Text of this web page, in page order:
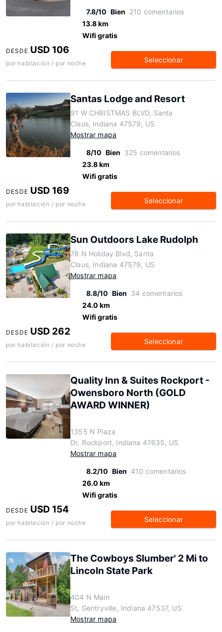
7.8/10 Bien 210 comentarios
13.8 km
Wifi gratis
DESDE USD 106
por habitación / por noche Seleccionar
Santas Lodge and Resort
91 W CHRISTMAS BLVD, Santa
Claus, Indiana 47579, US
Mostrar mapa
8/10 Bien 325 comentarios
23.8 km
Wifi gratis
DESDE USD 169
por habitación / por noche Seleccionar
Sun Outdoors Lake Rudolph
78 N Holiday Blvd, Santa
Claus, Indiana 47579, US
Mostrar mapa
8.8/10 Bien 34 comentarios
24.0 km
Wifi gratis
DESDE USD 262
por habitación / por noche Seleccionar
Quality Inn & Suites Rockport -
Owensboro North (GOLD
AWARD WINNER)
1355 N Plaza
Dr, Rockport, Indiana 47635, US
Mostrar mapa
8.2/10 Bien 410 comentarios
26.0 km
Wifi gratis
DESDE USD 154
por habitación / por noche Seleccionar
The Cowboys Slumber' 2 Mi to
Lincoln State Park
404 N Main
St, Gentryville, Indiana 47537, US
Mostrar mapa